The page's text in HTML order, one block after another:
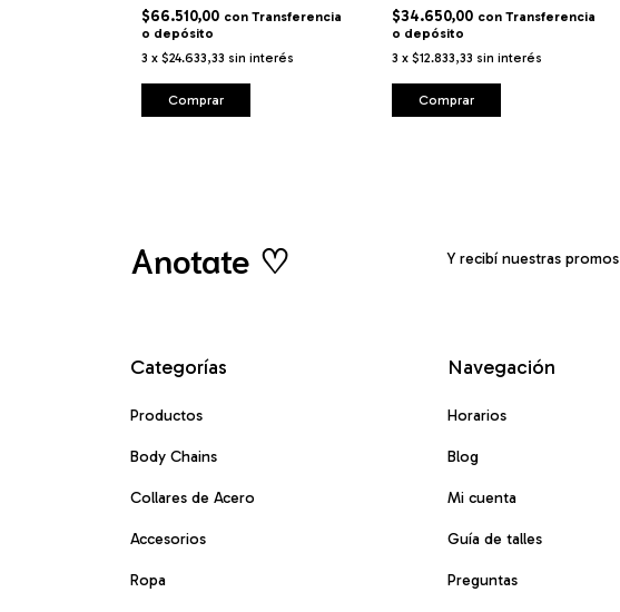
$66.510,00 con Transferencia
o depósito
3 x $24.633,33 sin interés
Comprar
$34.650,00 con Transferencia
o depósito
3 x $12.833,33 sin interés
Comprar
Anotate ♡ Y recibí nuestras promos
Categorías
Productos
Body Chains
Collares de Acero
Accesorios
Ropa
Navegación
Horarios
Blog
Mi cuenta
Guía de talles
Preguntas